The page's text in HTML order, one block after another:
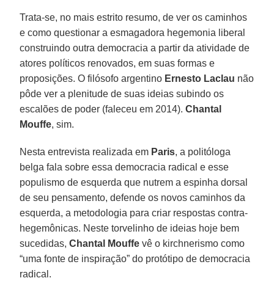
Trata-se, no mais estrito resumo, de ver os caminhos
e como questionar a esmagadora hegemonia liberal
construindo outra democracia a partir da atividade de
atores políticos renovados, em suas formas e
proposições. O filósofo argentino Ernesto Laclau não
pôde ver a plenitude de suas ideias subindo os
escalões de poder (faleceu em 2014).Chantal
Mouffe, sim.
Nesta entrevista realizada em Paris, a politóloga
belga fala sobre essa democracia radical e esse
populismo de esquerda que nutrem a espinha dorsal
de seu pensamento, defende os novos caminhos da
esquerda, a metodologia para criar respostas contra-
hegemônicas. Neste torvelinho de ideias hoje bem
sucedidas,Chantal Mouffe vê o kirchnerismo como
“uma fonte de inspiração” do protótipo de democracia
radical.